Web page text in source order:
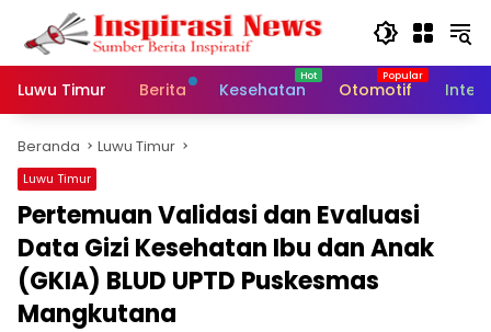
Langsung
konten
Luwu Timur
Berita Kesehatan Otomotif
Beranda Luwu Timur
Luwu Timur
Pertemuan Validasi dan Evaluasi
Data Gizi Kesehatan Ibu dan Anak
(GKIA) BLUD UPTD Puskesmas
Mangkutana